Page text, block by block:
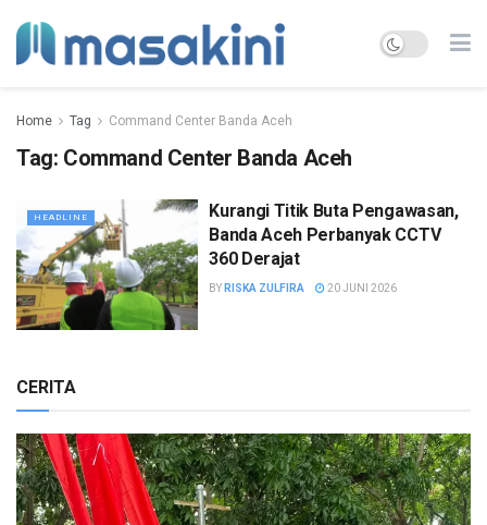
Home Tag Command Center Banda Aceh
Tag: Command Center Banda Aceh
HEADLINE
Kurangi Titik Buta Pengawasan,
Banda Aceh Perbanyak CCTV
360 Derajat
BY RISKA ZULFIRA 20 JUNI 2026
CERITA